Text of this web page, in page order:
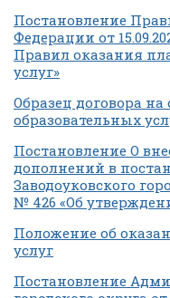
Постановление
Федерации от
Правил оказания
услуг»
Образец договора
образовательных
Постановление О
дополнений в
Заводоуковского
№ 426 «Об
Положение об
услуг
Постановление